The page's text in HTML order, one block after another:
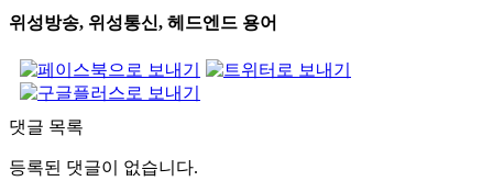
위성방송, 위성통신, 헤드엔드 용어
댓글 목록
등록된 댓글이 없습니다.